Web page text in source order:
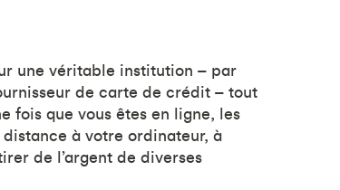
une véritable institution – par
de carte de crédit – tout
fois que vous êtes en ligne, les
à votre ordinateur, à
de l’argent de diverses